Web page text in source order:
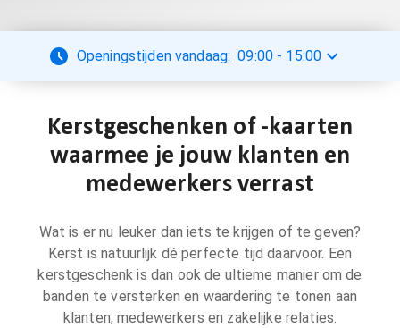
Openingstijden vandaag: 09:00 - 15:00
Kerstgeschenken of -kaarten
waarmee je jouw klanten en
medewerkers verrast
Wat is er nu leuker dan iets te krijgen of te geven?
Kerst is natuurlijk dé perfecte tijd daarvoor. Een
kerstgeschenk is dan ook de ultieme manier om de
banden te versterken en waardering te tonen aan
klanten, medewerkers en zakelijke relaties.